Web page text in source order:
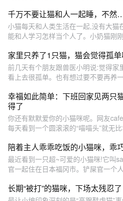
千万不要让猫和人一起睡，不然
小猫每天和人类生活在一起,没有大猫
能和人学习怎样当个人了。小奶猫刚
家里只养了1只猫，猫会觉得孤单
前几天有个朋友跟兽医小明说:觉得家
看上去很孤单。也有想过要不要再养
幸福如此简单：下班回家见两只
得了
你还有默默爱你的小猫咪呢。网友
每天看到一个圆滚滚的“喵喵头”就无
陪着主人乖乖吃饭的小猫咪，乖
最近看到一只超~可爱的小猫咪!它叫
官一起住在日本福冈市。铲屎官一个
长期“被打”的猫咪，下场太残忍了